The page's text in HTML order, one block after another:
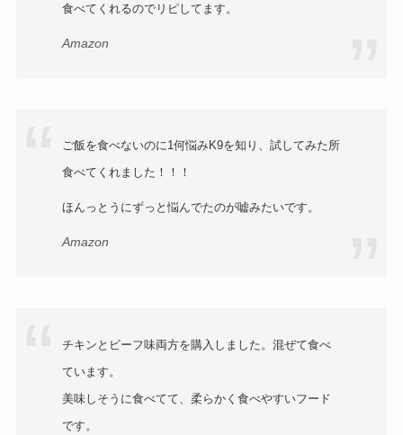
食べてくれるのでリピしてます。
Amazon
ご飯を食べないのに1何悩みK9を知り、試してみた所
食べてくれました！！！
ほんっとうにずっと悩んでたのが嘘みたいです。
Amazon
チキンとビーフ味両方を購入しました。混ぜて食べ
ています。
美味しそうに食べてて、柔らかく食べやすいフード
です。